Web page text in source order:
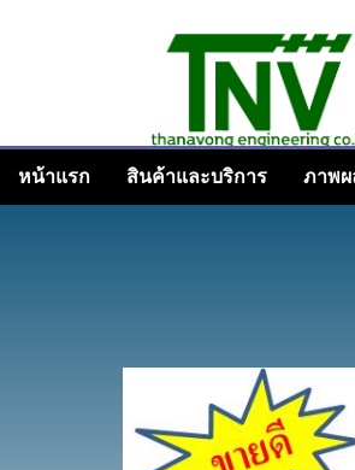
หน้าแรก สินค้าและบริการ ภาพผ